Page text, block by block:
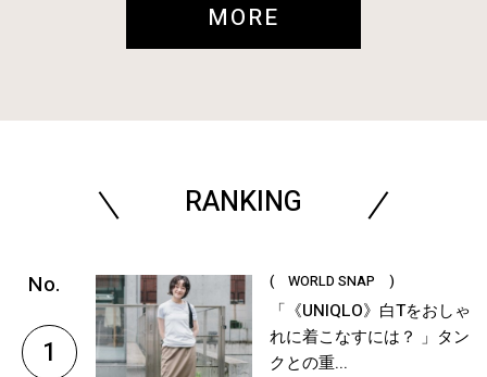
MORE
RANKING
1
( WORLD SNAP )
「《UNIQLO》白Tをおしゃ
れに着こなすには？ 」タン
クとの重...